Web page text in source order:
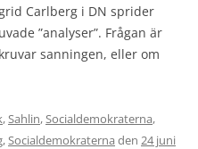
Carlberg i DN sprider
”analyser”. Frågan är
sanningen, eller om
,Sahlin,Socialdemokraterna,
,Socialdemokraterna den 24 juni